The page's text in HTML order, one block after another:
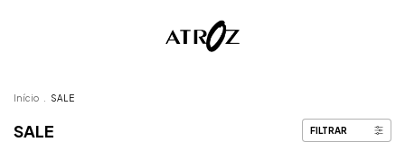
Início SALE
SALE FILTRAR